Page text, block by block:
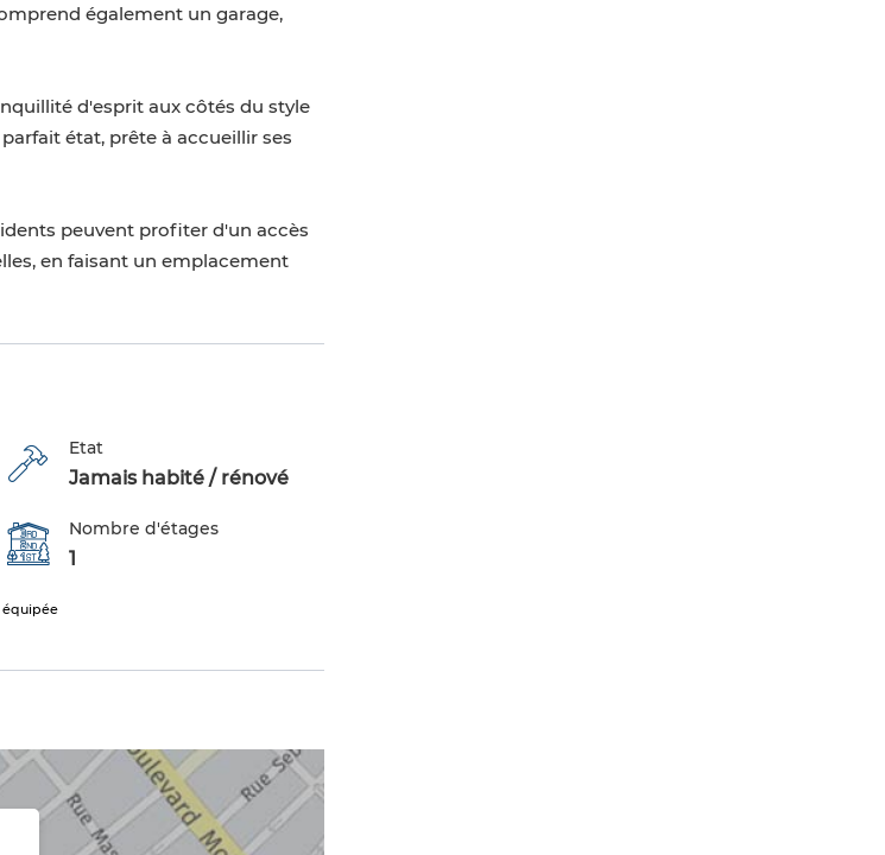
également un garage,
d'esprit aux côtés du style
état, prête à accueillir ses
peuvent profiter d'un accès
en faisant un emplacement
Etat
Jamais habité / rénové
Nombre d'étages
1
équipée